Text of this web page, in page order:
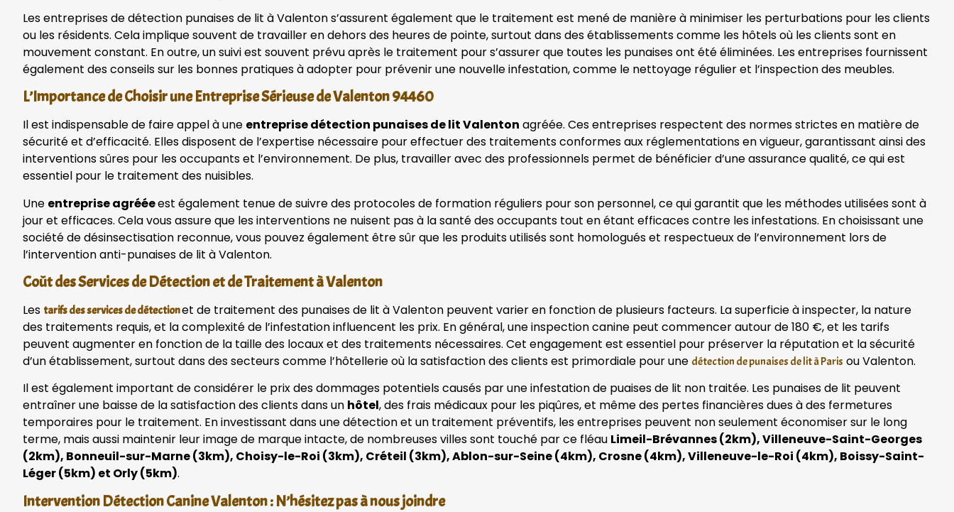
Les entreprises de détection punaises de lit à Valenton s’assurent également que le traitement est mené de manière à minimiser les perturbations pour les clients
ou les résidents. Cela implique souvent de travailler en dehors des heures de pointe, surtout dans des établissements comme les hôtels où les clients sont en
mouvement constant. En outre, un suivi est souvent prévu après le traitement pour s’assurer que toutes les punaises ont été éliminées. Les entreprises fournissent
également des conseils sur les bonnes pratiques à adopter pour prévenir une nouvelle infestation, comme le nettoyage régulier et l’inspection des meubles.
L’Importance de Choisir une Entreprise Sérieuse de Valenton 94460
Il est indispensable de faire appel à une entreprise détection punaises de lit Valenton agréée. Ces entreprises respectent des normes strictes en matière de
sécurité et d’efficacité. Elles disposent de l’expertise nécessaire pour effectuer des traitements conformes aux réglementations en vigueur, garantissant ainsi des
interventions sûres pour les occupants et l’environnement. De plus, travailler avec des professionnels permet de bénéficier d’une assurance qualité, ce qui est
essentiel pour le traitement des nuisibles.
Une entreprise agrééeest également tenue de suivre des protocoles de formation réguliers pour son personnel, ce qui garantit que les méthodes utilisées sont à
jour et efficaces. Cela vous assure que les interventions ne nuisent pas à la santé des occupants tout en étant efficaces contre les infestations. En choisissant une
société de désinsectisation reconnue, vous pouvez également être sûr que les produits utilisés sont homologués et respectueux de l’environnement lors de
l’intervention anti-punaises de lit à Valenton.
Coût des Services de Détection et de Traitement à Valenton
Les tarifs des services de détectionet de traitement des punaises de lit à Valenton peuvent varier en fonction de plusieurs facteurs. La superficie à inspecter, la nature
des traitements requis, et la complexité de l’infestation influencent les prix. En général, une inspection canine peut commencer autour de 180 €, et les tarifs
peuvent augmenter en fonction de la taille des locaux et des traitements nécessaires. Cet engagement est essentiel pour préserver la réputation et la sécurité
d’un établissement, surtout dans des secteurs comme l’hôtellerie où la satisfaction des clients est primordiale pour une détection de punaises de lit à Paris ou Valenton.
Il est également important de considérer le prix des dommages potentiels causés par une infestation de puaises de lit non traitée. Les punaises de lit peuvent
entraîner une baisse de la satisfaction des clients dans un hôtel, des frais médicaux pour les piqûres, et même des pertes financières dues à des fermetures
temporaires pour le traitement. En investissant dans une détection et un traitement préventifs, les entreprises peuvent non seulement économiser sur le long
terme, mais aussi maintenir leur image de marque intacte, de nombreuses villes sont touché par ce fléau Limeil-Brévannes (2km), Villeneuve-Saint-Georges
(2km), Bonneuil-sur-Marne (3km), Choisy-le-Roi (3km), Créteil (3km), Ablon-sur-Seine (4km), Crosne (4km), Villeneuve-le-Roi (4km), Boissy-Saint-
Léger (5km) et Orly (5km).
Intervention Détection Canine Valenton : N’hésitez pas à nous joindre